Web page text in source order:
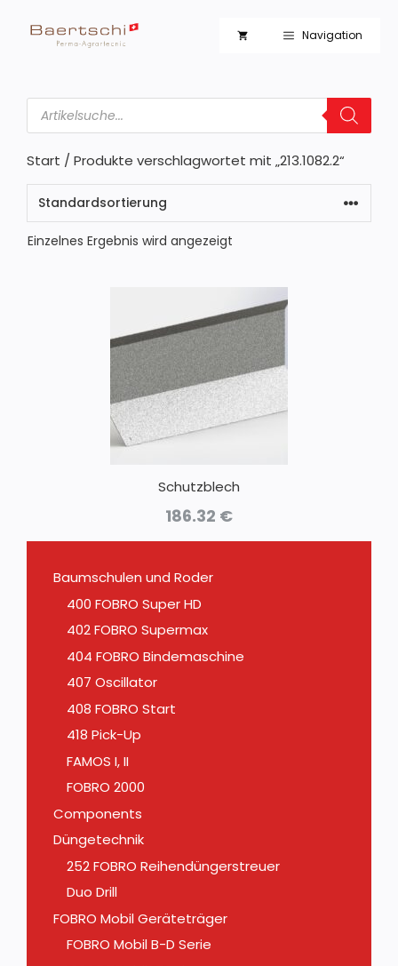
Inhalt
Navigation
Products
search
Start / Produkte verschlagwortet mit „213.1082.2“
Einzelnes Ergebnis wird angezeigt
Schutzblech
186.32 €
Baumschulen und Roder
400 FOBRO Super HD
402 FOBRO Supermax
404 FOBRO Bindemaschine
407 Oscillator
408 FOBRO Start
418 Pick-Up
FAMOS I, II
FOBRO 2000
Components
Düngetechnik
252 FOBRO Reihendüngerstreuer
Duo Drill
FOBRO Mobil Geräteträger
FOBRO Mobil B-D Serie